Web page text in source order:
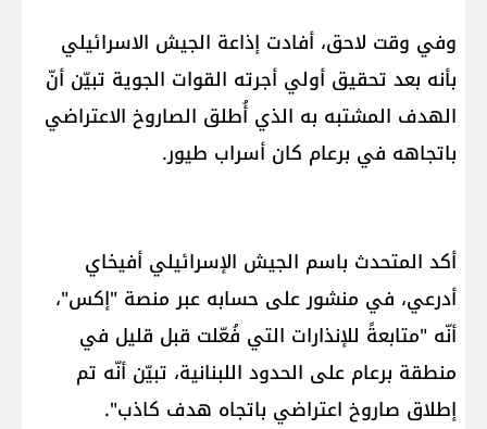
وفي وقت لاحق، أفادت إذاعة الجيش الاسرائيلي
بأنه بعد تحقيق أولي أجرته القوات الجوية تبيّن أنّ
الهدف المشتبه به الذي أُطلق الصاروخ الاعتراضي
باتجاهه في برعام كان أسراب طيور.
أكد المتحدث باسم الجيش الإسرائيلي أفيخاي
أدرعي، في منشور على حسابه عبر منصة "إكس"،
أنّه "متابعةً للإنذارات التي فُعّلت قبل قليل في
منطقة برعام على الحدود اللبنانية، تبيّن أنّه تم
إطلاق صاروخ اعتراضي باتجاه هدف كاذب".